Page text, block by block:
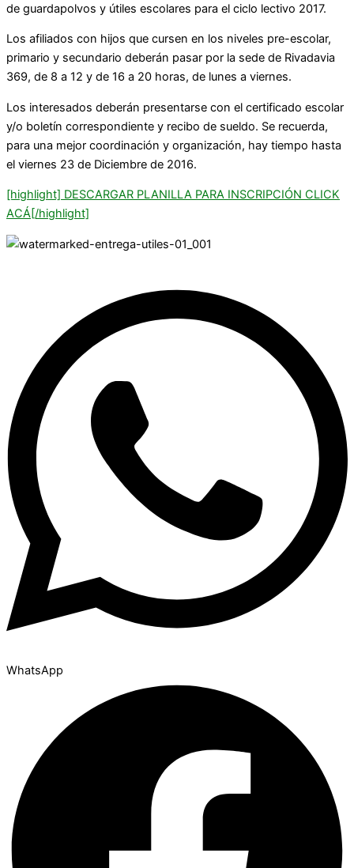
de guardapolvos y útiles escolares para el ciclo lectivo 2017.
Los afiliados con hijos que cursen en los niveles pre-escolar,
primario y secundario deberán pasar por la sede de Rivadavia
369, de 8 a 12 y de 16 a 20 horas, de lunes a viernes.
Los interesados deberán presentarse con el certificado escolar
y/o boletín correspondiente y recibo de sueldo. Se recuerda,
para una mejor coordinación y organización, hay tiempo hasta
el viernes 23 de Diciembre de 2016.
[highlight] DESCARGAR PLANILLA PARA INSCRIPCIÓN CLICK
ACÁ[/highlight]
WhatsApp